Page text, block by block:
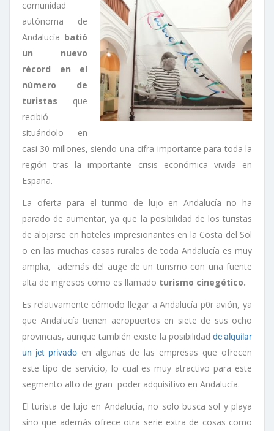
comunidad
autónoma de
Andalucía batió
un nuevo
récord en el
número de
turistas que
recibió
situándolo en
casi 30 millones, siendo una cifra importante para toda la
región tras la importante crisis económica vivida en
España.
La oferta para el turimo de lujo en Andalucía no ha
parado de aumentar, ya que la posibilidad de los turistas
de alojarse en hoteles impresionantes en la Costa del Sol
o en las muchas casas rurales de toda Andalucía es muy
amplia, además del auge de un turismo con una fuente
alta de ingresos como es llamado turismo cinegético.
Es relativamente cómodo llegar a Andalucía p0r avión, ya
que Andalucía tienen aeropuertos en siete de sus ocho
provincias, aunque también existe la posibilidad de alquilar
un jet privadoen algunas de las empresas que ofrecen
este tipo de servicio, lo cual es muy atractivo para este
segmento alto de gran poder adquisitivo en Andalucía.
El turista de lujo en Andalucía, no solo busca sol y playa
sino que además ofrece otra serie extra de cosas como